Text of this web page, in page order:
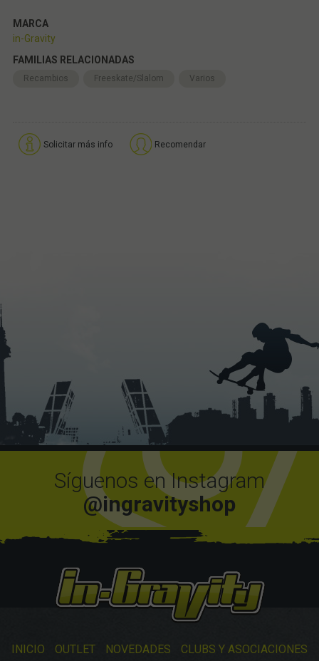
MARCA
in-Gravity
FAMILIAS RELACIONADAS
Recambios Freeskate/Slalom Varios
Solicitar más info Recomendar
Síguenos en Instagram
@ingravityshop
INICIO OUTLET NOVEDADES
CLUBS Y ASOCIACIONES